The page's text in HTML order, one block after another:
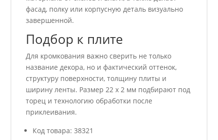
фасад, полку или корпусную деталь визуально
завершенной.
Подбор к плите
Для кромкования важно сверить не только
название декора, но и фактический оттенок,
структуру поверхности, толщину плиты и
ширину ленты. Размер 22 x 2 мм подбирают под
торец и технологию обработки после
приклеивания.
Код товара: 38321